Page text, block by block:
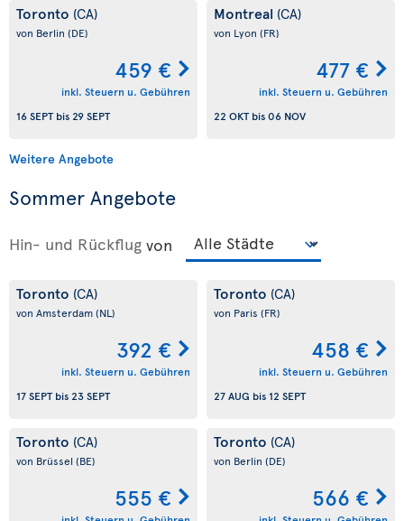
Toronto (CA)
von Berlin (DE)
459 €
inkl. Steuern u. Gebühren
16 SEPTbis29 SEPT
Montreal (CA)
von Lyon (FR)
477 €
inkl. Steuern u. Gebühren
22 OKTbis06 NOV
Weitere Angebote
Sommer Angebote
Hin- und Rückflug von
Toronto (CA)
von Amsterdam(NL)
392 €
inkl. Steuern u. Gebühren
17 SEPTbis23 SEPT
Toronto (CA)
von Paris (FR)
458 €
inkl. Steuern u. Gebühren
27 AUG bis 12 SEPT
Toronto (CA)
von Brüssel (BE)
555 €
Toronto (CA)
von Berlin (DE)
566 €